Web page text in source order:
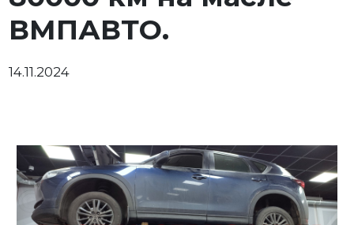
Личный кабинет
ВМПАВТО.
14.11.2024